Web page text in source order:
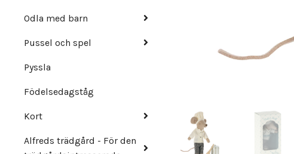
Odla med barn
Pussel och spel
Pyssla
Födelsedagståg
Kort
Alfreds trädgård - För den